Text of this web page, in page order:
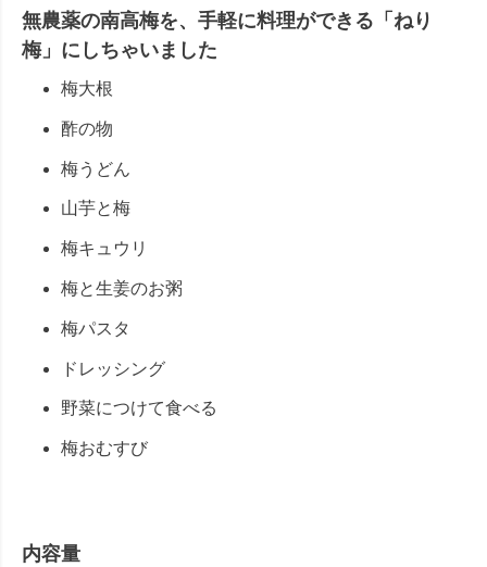
無農薬の南高梅を、手軽に料理ができる「ねり
梅」にしちゃいました
梅大根
酢の物
梅うどん
山芋と梅
梅キュウリ
梅と生姜のお粥
梅パスタ
ドレッシング
野菜につけて食べる
梅おむすび
内容量